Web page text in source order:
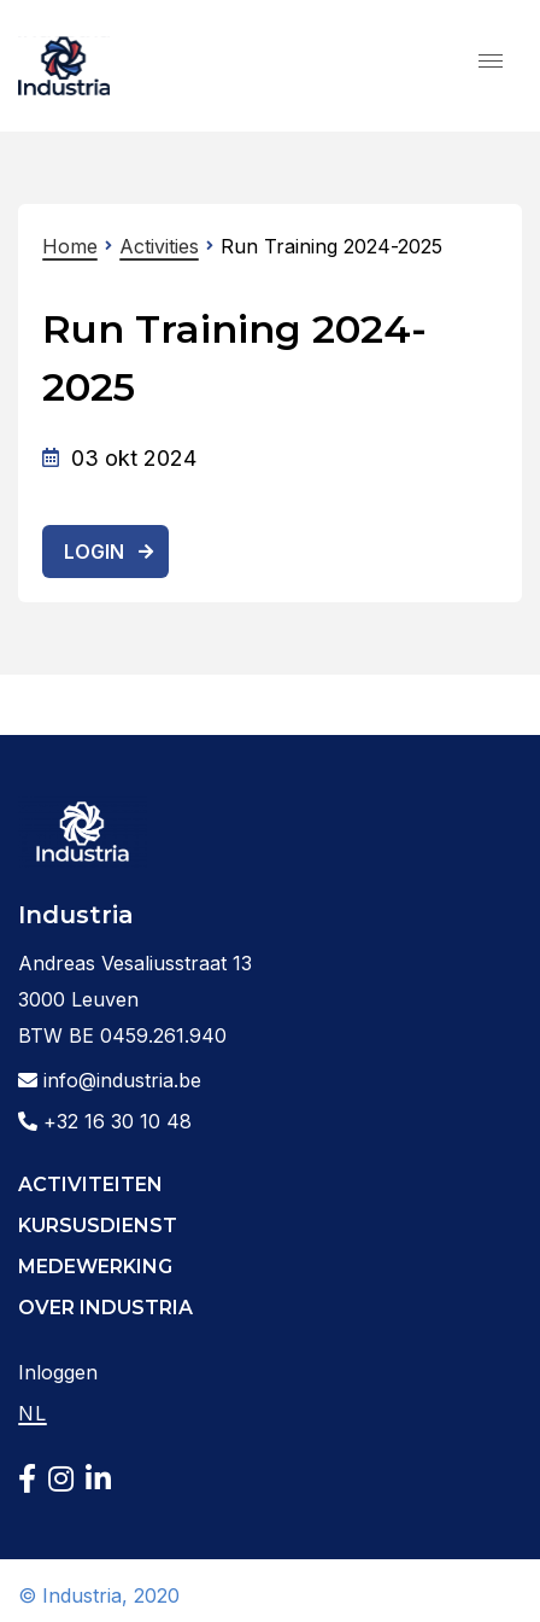
Home Activities Run Training 2024-2025
Run Training 2024-
2025
03 okt 2024
LOGIN
Industria
Andreas Vesaliusstraat 13
3000 Leuven
BTW BE 0459.261.940
info@industria.be
+32 16 30 10 48
ACTIVITEITEN
KURSUSDIENST
MEDEWERKING
OVER INDUSTRIA
Inloggen
NL
© Industria, 2020